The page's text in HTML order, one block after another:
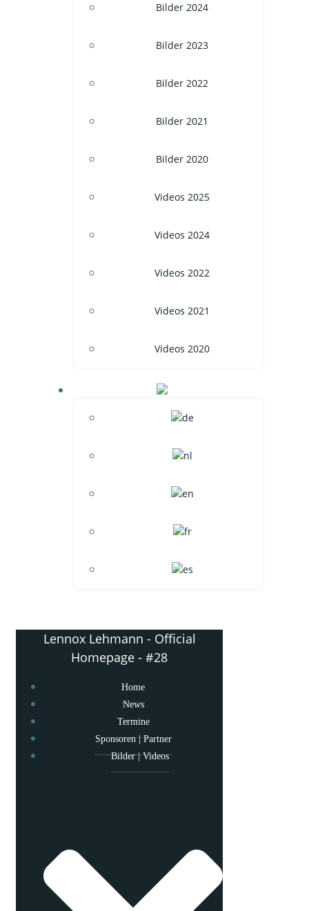
Bilder 2024
Bilder 2023
Bilder 2022
Bilder 2021
Bilder 2020
Videos 2025
Videos 2024
Videos 2022
Videos 2021
Videos 2020
Lennox Lehmann - Official
Homepage - #28
Home
News
Termine
Sponsoren | Partner
Bilder | Videos